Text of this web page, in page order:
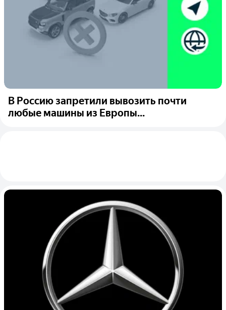
В Россию запретили вывозить почти
любые машины из Европы...